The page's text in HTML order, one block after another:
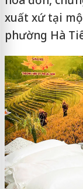
xuất xứ tại
phường Hà